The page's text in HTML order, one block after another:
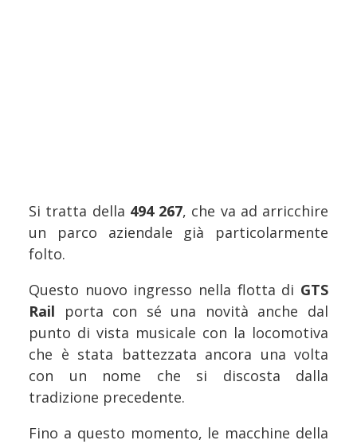
Si tratta della 494 267, che va ad arricchire
un parco aziendale già particolarmente
folto.
Questo nuovo ingresso nella flotta di GTS
Rail
porta con sé una novità anche dal
punto di vista musicale con la locomotiva
che è stata battezzata ancora una volta
con un nome che si discosta dalla
tradizione precedente.
Fino a questo momento, le macchine della